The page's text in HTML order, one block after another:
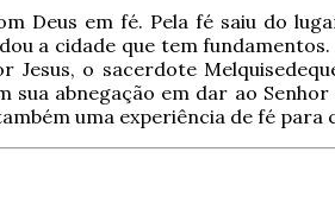
Deus em fé. Pela fé saiu do
a cidade que tem
o sacerdote
sua abnegação em dar ao
uma experiência de fé para